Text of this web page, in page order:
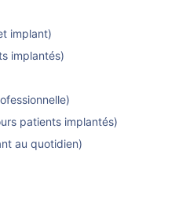
implant)
implantés)
patients implantés)
au quotidien)